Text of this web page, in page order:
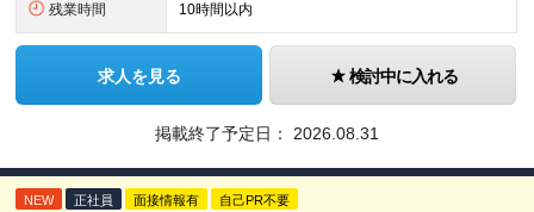
残業時間 10時間以内
求人を見る 検討中に入れる
掲載終了予定日： 2026.08.31
NEW 正社員 面接情報有 自己PR不要